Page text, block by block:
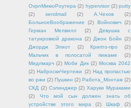
OvpnМимоРоутера (2) hypervisor (2) putty
(2)
sendmail (2) А.Чехов
(2)
БольноеВоображение
(2) Войнович (2)
Герман Мелвилл
(2)
Девушка с
татуировкой дракона (2) Джон Бойн (2)
Джордж Элиот
(2) Крипто-про
(2)
Мальчик в полосатой пижаме
(2)
Мидлмарч (2) Моби Дик (2) Москва 2042
(2) НаброскиЧертежи (2) Над пропастью
во ржи (2) Пушкин (2) Работа_Монтаж (2)
СКД (2) Сэлинджер (2) Харуки Мураками
(2)
Что мой сын должен знать об
устройстве этого мира
(2) Шкаф
(2)